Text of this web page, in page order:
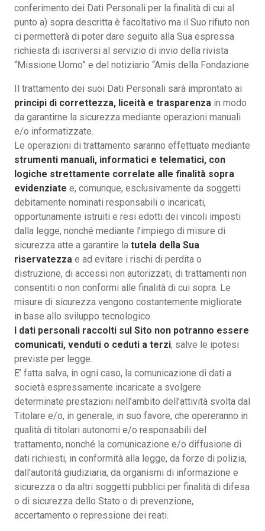
conferimento dei Dati Personali per la finalità di cui al
punto a) sopra descritta è facoltativo ma il Suo rifiuto non
ci permetterà di poter dare seguito alla Sua espressa
richiesta di iscriversi al servizio di invio della rivista
“Missione Uomo” e del notiziario “Amis della Fondazione.
Il trattamento dei suoi Dati Personali sarà improntato ai
principi di correttezza, liceità e trasparenza in modo
da garantirne la sicurezza mediante operazioni manuali
e/o informatizzate.
Le operazioni di trattamento saranno effettuate mediante
strumenti manuali, informatici e telematici, con
logiche strettamente correlate alle finalità sopra
evidenziate e, comunque, esclusivamente da soggetti
debitamente nominati responsabili o incaricati,
opportunamente istruiti e resi edotti dei vincoli imposti
dalla legge, nonché mediante l’impiego di misure di
sicurezza atte a garantire la tutela della Sua
riservatezza e ad evitare i rischi di perdita o
distruzione, di accessi non autorizzati, di trattamenti non
consentiti o non conformi alle finalità di cui sopra. Le
misure di sicurezza vengono costantemente migliorate
in base allo sviluppo tecnologico.
I dati personali raccolti sul Sito non potranno essere
comunicati, venduti o ceduti a terzi, salve le ipotesi
previste per legge.
E’ fatta salva, in ogni caso, la comunicazione di dati a
società espressamente incaricate a svolgere
determinate prestazioni nell’ambito dell’attività svolta dal
Titolare e/o, in generale, in suo favore, che opereranno in
qualità di titolari autonomi e/o responsabili del
trattamento, nonché la comunicazione e/o diffusione di
dati richiesti, in conformità alla legge, da forze di polizia,
dall’autorità giudiziaria, da organismi di informazione e
sicurezza o da altri soggetti pubblici per finalità di difesa
o di sicurezza dello Stato o di prevenzione,
accertamento o repressione dei reati.